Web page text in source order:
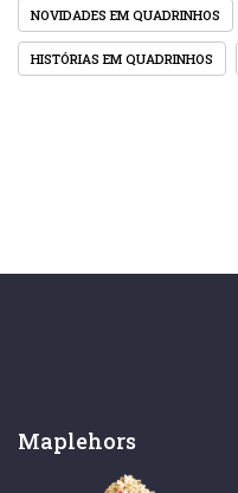
NOVIDADES EM QUADRINHOS
HISTÓRIAS EM QUADRINHOS
Maplehors